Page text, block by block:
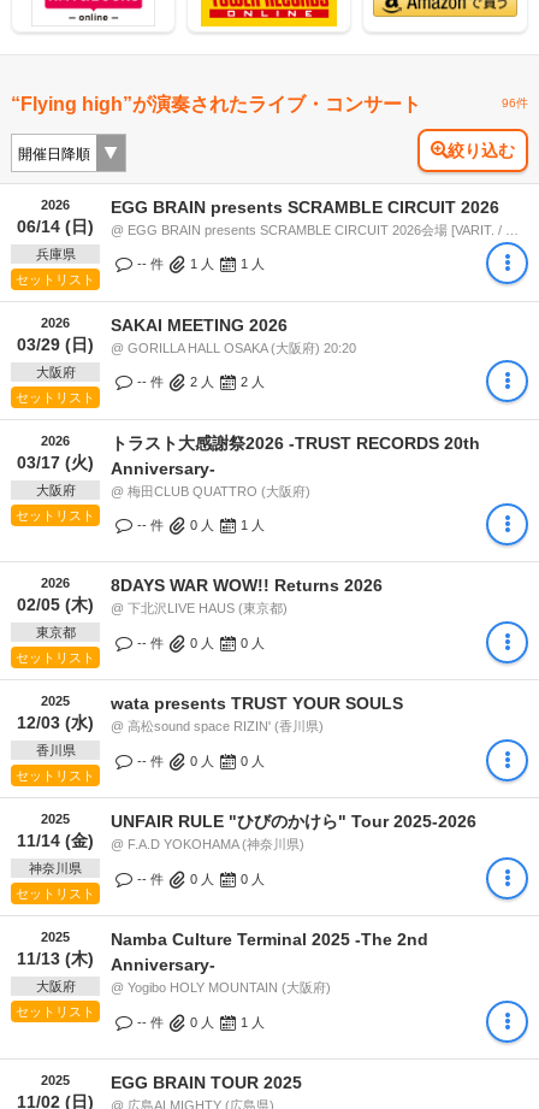
“Flying high”が演奏されたライブ・コンサート 96件
絞り込む
2026
06/14 (日)
兵庫県
セットリスト
EGG BRAIN presents SCRAMBLE CIRCUIT 2026
-- 件 1 人 1 人
2026
03/29 (日)
大阪府
セットリスト
SAKAI MEETING 2026
@ GORILLA HALL OSAKA (大阪府) 20:20
-- 件 2 人 2 人
2026
03/17 (火)
大阪府
セットリスト
トラスト大感謝祭2026 -TRUST RECORDS 20th
Anniversary-
@ 梅田CLUB QUATTRO (大阪府)
-- 件 0 人 1 人
2026
02/05 (木)
東京都
セットリスト
8DAYS WAR WOW!! Returns 2026
@ 下北沢LIVE HAUS (東京都)
-- 件 0 人 0 人
2025
12/03 (水)
香川県
セットリスト
wata presents TRUST YOUR SOULS
@ 高松sound space RIZIN' (香川県)
-- 件 0 人 0 人
2025
11/14 (金)
神奈川県
セットリスト
UNFAIR RULE "ひびのかけら" Tour 2025-2026
@ F.A.D YOKOHAMA (神奈川県)
-- 件 0 人 0 人
2025
11/13 (木)
大阪府
セットリスト
Namba Culture Terminal 2025 -The 2nd
Anniversary-
@ Yogibo HOLY MOUNTAIN (大阪府)
-- 件 0 人 1 人
2025
11/02 (日)
EGG BRAIN TOUR 2025
@ 広島ALMIGHTY (広島県)